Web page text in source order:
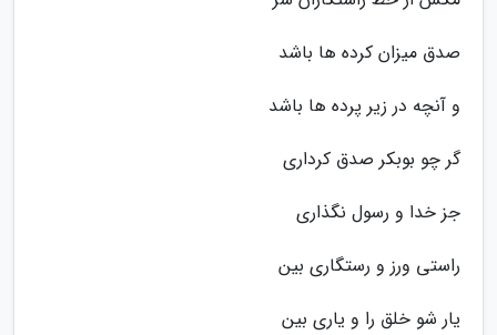
صدق میزان کرده ها باشد
و آنچه در زیر پرده ها باشد
گر چو بوبکر صدق کرداری
جز خدا و رسول نگذاری
راستی ورز و رستگاری بین
یار شو خلق را و یاری بین